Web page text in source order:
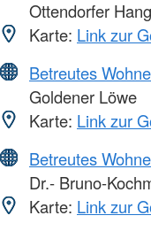
Ottendorfer Hang
Karte: Link zur
Betreutes
Goldener Löwe
Karte: Link zur
Betreutes
Dr.- Bruno-
Karte: Link zur